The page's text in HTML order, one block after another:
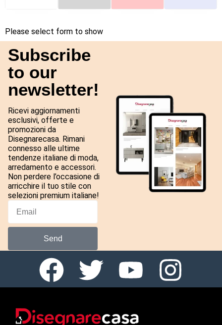
Please select form to show
Subscribe
to our
newsletter!
Ricevi aggiornamenti
esclusivi, offerte e
promozioni da
Disegnarecasa. Rimani
connesso alle ultime
tendenze italiane di moda,
arredamento e accessori.
Non perdere l’occasione di
arricchire il tuo stile con
selezioni premium italiane!
Send